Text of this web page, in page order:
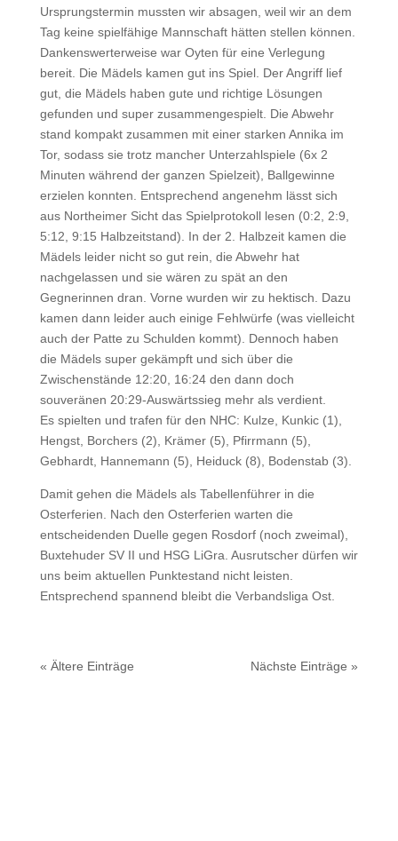
Ursprungstermin mussten wir absagen, weil wir an dem
Tag keine spielfähige Mannschaft hätten stellen können.
Dankenswerterweise war Oyten für eine Verlegung
bereit. Die Mädels kamen gut ins Spiel. Der Angriff lief
gut, die Mädels haben gute und richtige Lösungen
gefunden und super zusammengespielt. Die Abwehr
stand kompakt zusammen mit einer starken Annika im
Tor, sodass sie trotz mancher Unterzahlspiele (6x 2
Minuten während der ganzen Spielzeit), Ballgewinne
erzielen konnten. Entsprechend angenehm lässt sich
aus Northeimer Sicht das Spielprotokoll lesen (0:2, 2:9,
5:12, 9:15 Halbzeitstand). In der 2. Halbzeit kamen die
Mädels leider nicht so gut rein, die Abwehr hat
nachgelassen und sie wären zu spät an den
Gegnerinnen dran. Vorne wurden wir zu hektisch. Dazu
kamen dann leider auch einige Fehlwürfe (was vielleicht
auch der Patte zu Schulden kommt). Dennoch haben
die Mädels super gekämpft und sich über die
Zwischenstände 12:20, 16:24 den dann doch
souveränen 20:29-Auswärtssieg mehr als verdient.
Es spielten und trafen für den NHC: Kulze, Kunkic (1),
Hengst, Borchers (2), Krämer (5), Pfirrmann (5),
Gebhardt, Hannemann (5), Heiduck (8), Bodenstab (3).
Damit gehen die Mädels als Tabellenführer in die
Osterferien. Nach den Osterferien warten die
entscheidenden Duelle gegen Rosdorf (noch zweimal),
Buxtehuder SV II und HSG LiGra. Ausrutscher dürfen wir
uns beim aktuellen Punktestand nicht leisten.
Entsprechend spannend bleibt die Verbandsliga Ost.
« Ältere Einträge Nächste Einträge »